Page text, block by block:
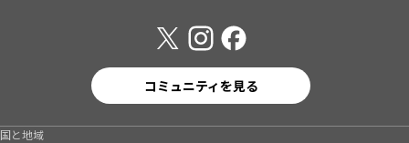
コミュニティを見る
国と地域